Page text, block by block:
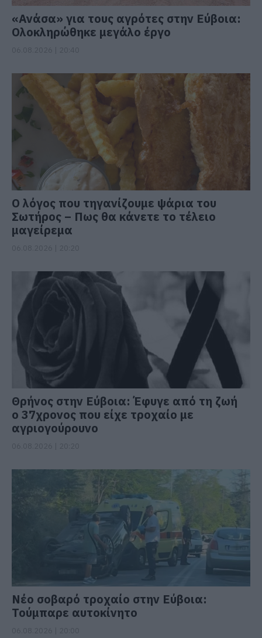
«Ανάσα» για τους αγρότες στην Εύβοια:
Ολοκληρώθηκε μεγάλο έργο
Ο λόγος που τηγανίζουμε ψάρια του
Σωτήρος – Πως θα κάνετε το τέλειο
μαγείρεμα
Θρήνος στην Εύβοια: Έφυγε από τη ζωή
ο 37χρονος που είχε τροχαίο με
αγριογούρουνο
Νέο σοβαρό τροχαίο στην Εύβοια:
Τούμπαρε αυτοκίνητο